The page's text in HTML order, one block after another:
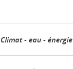
Climat - eau -